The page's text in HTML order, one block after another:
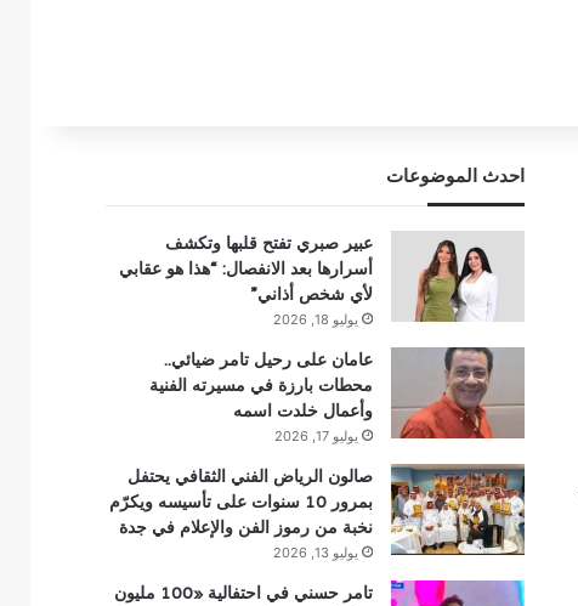
احدث الموضوعات
عبير صبري تفتح قلبها وتكشف
أسرارها بعد الانفصال: “هذا هو عقابي
لأي شخص أذاني”
يوليو 18, 2026
عامان على رحيل تامر ضيائي..
محطات بارزة في مسيرته الفنية
وأعمال خلدت اسمه
يوليو 17, 2026
صالون الرياض الفني الثقافي يحتفل
بمرور 10 سنوات على تأسيسه ويكرّم
نخبة من رموز الفن والإعلام في جدة
يوليو 13, 2026
تامر حسني في احتفالية «100 مليون